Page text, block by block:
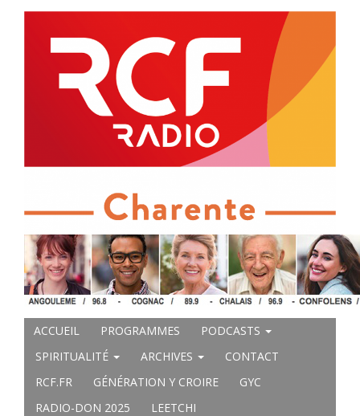
ACCUEIL PROGRAMMES
PODCASTS
SPIRITUALITÉ
ARCHIVES
CONTACT
RCF.FR
GÉNÉRATION Y CROIRE
GYC
RADIO-DON 2025
LEETCHI